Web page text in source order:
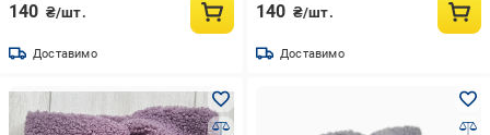
140 ₴/шт.
Доставимо
140 ₴/шт.
Доставимо